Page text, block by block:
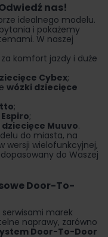
nas!
idealnego modelu.
i pokażemy
W naszej
komfort jazdy i duże
Cybex;
wózki dziecięce
;
;
Muuvo.
do miasta, na
wersji wielofunkcyjnej,
do Waszej
Door-To-
marek
naprawy, zarówno
Door-To-Door